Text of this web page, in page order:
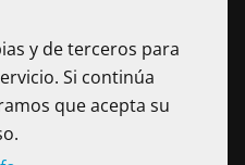
del 7 de julio de 2017
Nacional.
– Colombia Teléfono: (+57)
y de terceros para
Si continúa
que acepta su